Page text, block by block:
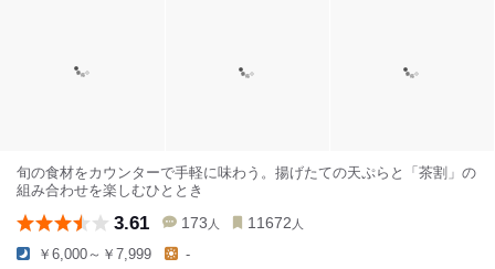
旬の食材をカウンターで手軽に味わう。揚げたての天ぷらと「茶割」の
組み合わせを楽しむひととき
3.61 173 人 11672 人
￥6,000～￥7,999 -